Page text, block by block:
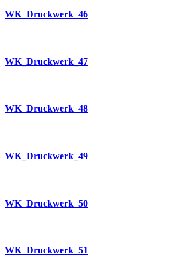
WK_Druckwerk_46
WK_Druckwerk_47
WK_Druckwerk_48
WK_Druckwerk_49
WK_Druckwerk_50
WK_Druckwerk_51